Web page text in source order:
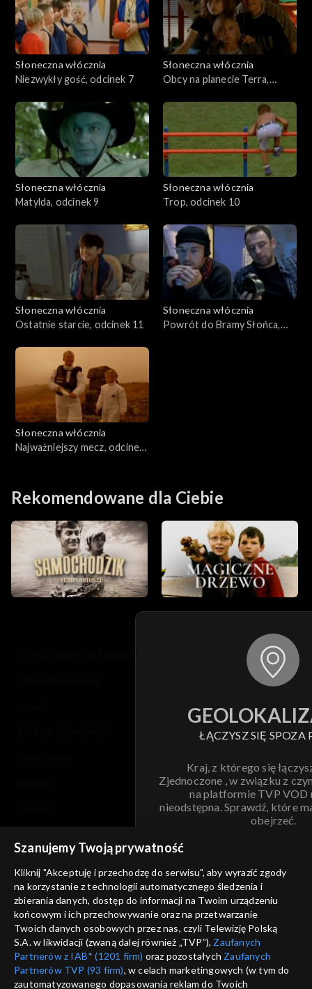
Słoneczna włócznia
Niezwykły gość, odcinek 7
Słoneczna włócznia
Obcy na planecie Terra,
Słoneczna włócznia
Matylda, odcinek 9
Słoneczna włócznia
Trop, odcinek 10
Słoneczna włócznia
Ostatnie starcie, odcinek 11
Słoneczna włócznia
Powrót do Bramy Słońca,
Słoneczna włócznia
Najważniejszy mecz, odcinek
Rekomendowane dla Ciebie
ŁĄCZYSZ SIĘ SPOZA
Kraj, z którego się
Zjednoczone , w związku z
na platformie TVP VOD
nieodstępna. Sprawdź, które
obejrzeć.
ANULUJ
informacje o dostawcy usług
Szanujemy Twoją prywatność
Kliknij "Akceptuję i przechodzę do serwisu", aby wyrazić zgody
na korzystanie z technologii automatycznego śledzenia i
zbierania danych, dostęp do informacji na Twoim urządzeniu
końcowym i ich przechowywanie oraz na przetwarzanie
Twoich danych osobowych przez nas, czyli Telewizję Polską
S.A. w likwidacji (zwaną dalej również „TVP”), Zaufanych
Partnerów z IAB* (1201 firm) oraz pozostałych Zaufanych
Partnerów TVP (93 firm), w celach marketingowych (w tym do
zautomatyzowanego dopasowania reklam do Twoich